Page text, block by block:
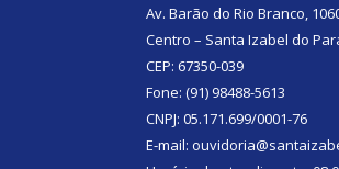
Av. Barão do Rio Branco,
Centro – Santa Izabel do
CEP: 67350-039
Fone: (91) 98488-5613
CNPJ: 05.171.699/0001-76
E-mail: